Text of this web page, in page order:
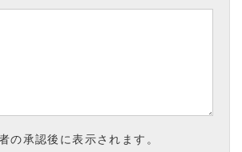
の承認後に表示されます。